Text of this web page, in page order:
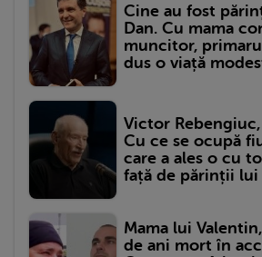
Cine au fost
Dan. Cu mama
muncitor,
dus o viață
Victor
Cu ce se ocupă
care a ales o cu
față de părinții lui
Mama lui
de ani mort în